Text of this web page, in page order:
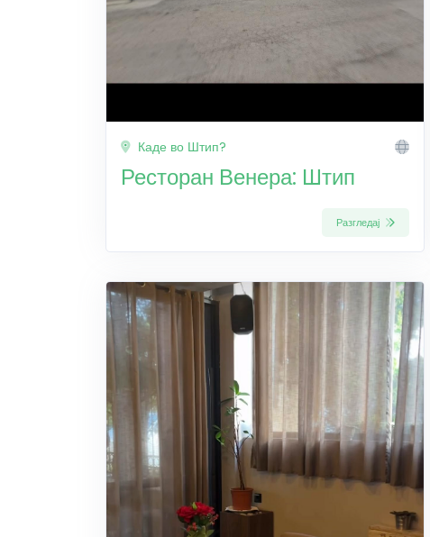
Каде во Штип?
Ресторан Венера: Штип
Разгледај